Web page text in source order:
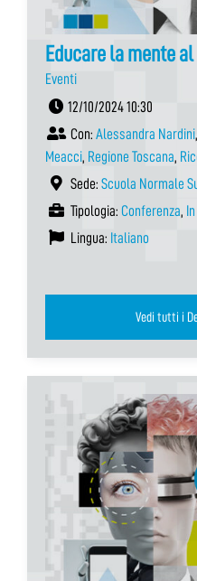
Educare la mente
Eventi
12/10/2024 10:30
Con: Alessandra Nardini,
Meacci, Regione Toscana,
Sede: Scuola Normale
Tipologia: Conferenza,
Lingua: Italiano